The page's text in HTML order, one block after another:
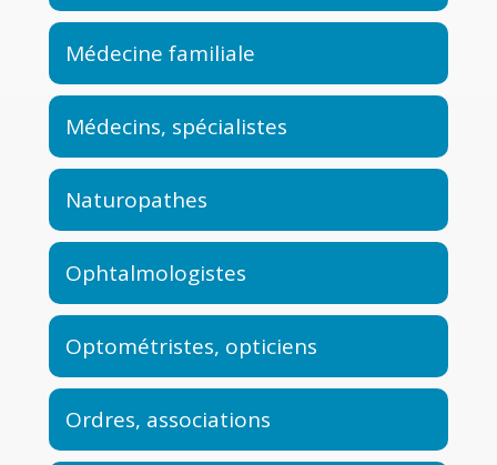
Médecine familiale
Médecins, spécialistes
Naturopathes
Ophtalmologistes
Optométristes, opticiens
Ordres, associations